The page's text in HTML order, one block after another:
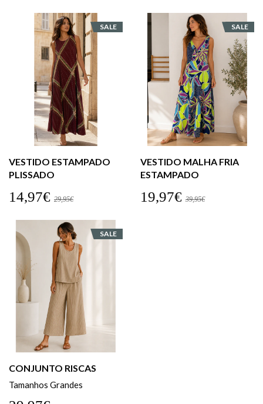
SALE
VESTIDO ESTAMPADO
PLISSADO
14,97€ 29,95€
SALE
VESTIDO MALHA FRIA
ESTAMPADO
19,97€ 39,95€
SALE
CONJUNTO RISCAS
Tamanhos Grandes